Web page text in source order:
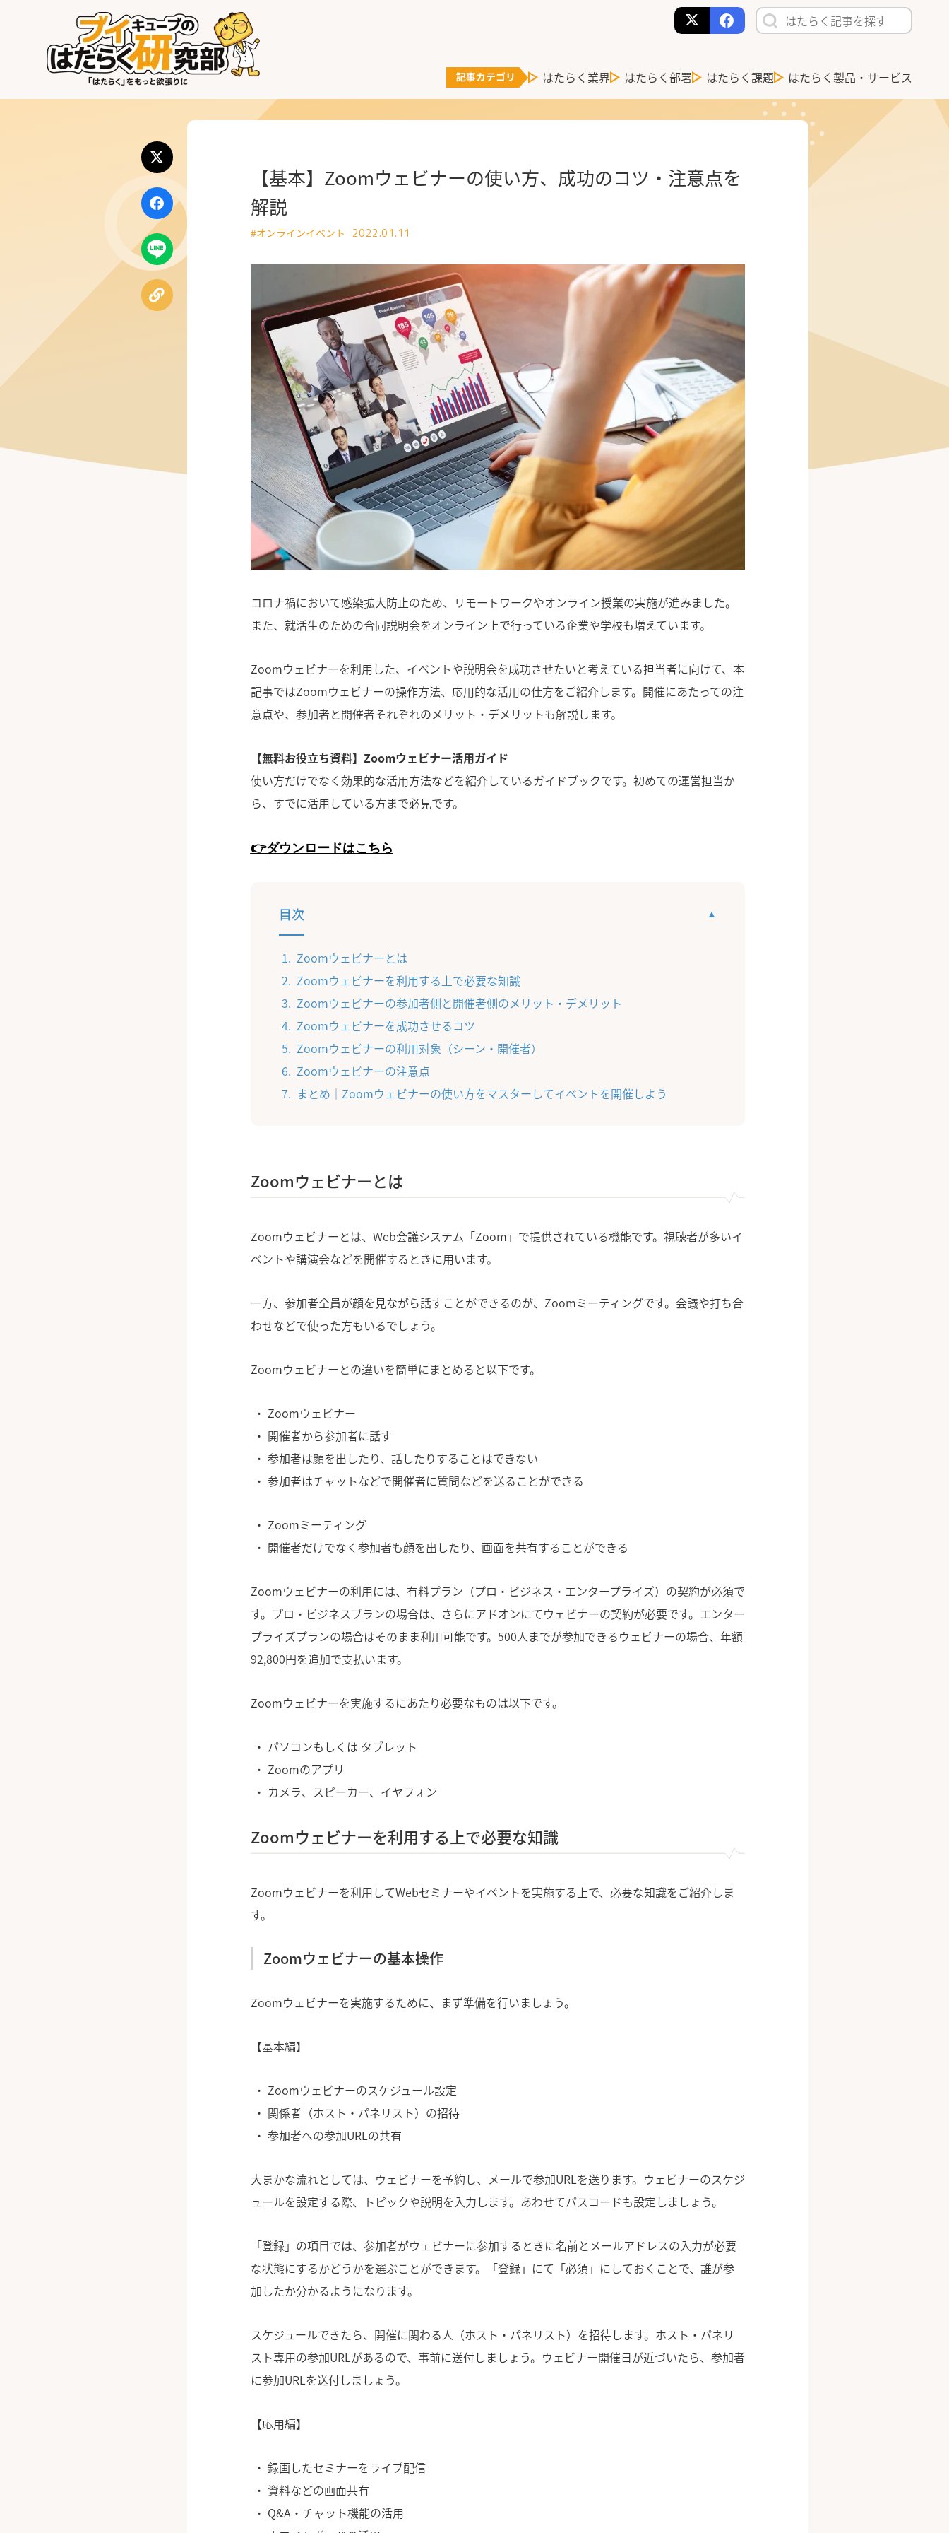
はたらく業界 はたらく部署 はたらく課題 はたらく製品・サービス
はたらく業界
はたらく部署
公式Facebook
【基本】Zoomウェビナーの使い方、成功のコツ・注意点を
解説
#オンラインイベント 2022.01.11
コロナ禍において感染拡大防止のため、リモートワークやオンライン授業の実施が進みました。
また、就活生のための合同説明会をオンライン上で行っている企業や学校も増えています。
Zoomウェビナーを利用した、イベントや説明会を成功させたいと考えている担当者に向けて、本
記事ではZoomウェビナーの操作方法、応用的な活用の仕方をご紹介します。開催にあたっての注
意点や、参加者と開催者それぞれのメリット・デメリットも解説します。
【無料お役立ち資料】Zoomウェビナー活用ガイド
使い方だけでなく効果的な活用方法などを紹介しているガイドブックです。初めての運営担当か
ら、すでに活用している方まで必見です。
👉ダウンロードはこちら
目次
Zoomウェビナーとは
Zoomウェビナーを利用する上で必要な知識
Zoomウェビナーの参加者側と開催者側のメリット・デメリット
Zoomウェビナーを成功させるコツ
Zoomウェビナーの利用対象（シーン・開催者）
Zoomウェビナーの注意点
まとめ｜Zoomウェビナーの使い方をマスターしてイベントを開催しよう
Zoomウェビナーとは
Zoomウェビナーとは、Web会議システム「Zoom」で提供されている機能です。視聴者が多いイ
ベントや講演会などを開催するときに用います。
一方、参加者全員が顔を見ながら話すことができるのが、Zoomミーティングです。会議や打ち合
わせなどで使った方もいるでしょう。
Zoomウェビナーとの違いを簡単にまとめると以下です。
Zoomウェビナー
開催者から参加者に話す
参加者は顔を出したり、話したりすることはできない
参加者はチャットなどで開催者に質問などを送ることができる
Zoomミーティング
開催者だけでなく参加者も顔を出したり、画面を共有することができる
Zoomウェビナーの利用には、有料プラン（プロ・ビジネス・エンタープライズ）の契約が必須で
す。プロ・ビジネスプランの場合は、さらにアドオンにてウェビナーの契約が必要です。エンター
プライズプランの場合はそのまま利用可能です。500人までが参加できるウェビナーの場合、年額
92,800円を追加で支払います。
Zoomウェビナーを実施するにあたり必要なものは以下です。
パソコンもしくは タブレット
Zoomのアプリ
カメラ、スピーカー、イヤフォン
Zoomウェビナーを利用する上で必要な知識
Zoomウェビナーを利用してWebセミナーやイベントを実施する上で、必要な知識をご紹介しま
す。
Zoomウェビナーの基本操作
Zoomウェビナーを実施するために、まず準備を行いましょう。
【基本編】
Zoomウェビナーのスケジュール設定
関係者（ホスト・パネリスト）の招待
参加者への参加URLの共有
大まかな流れとしては、ウェビナーを予約し、メールで参加URLを送ります。ウェビナーのスケジ
ュールを設定する際、トピックや説明を入力します。あわせてパスコードも設定しましょう。
「登録」の項目では、参加者がウェビナーに参加するときに名前とメールアドレスの入力が必要
な状態にするかどうかを選ぶことができます。「登録」にて「必須」にしておくことで、誰が参
加したか分かるようになります。
スケジュールできたら、開催に関わる人（ホスト・パネリスト）を招待します。ホスト・パネリ
スト専用の参加URLがあるので、事前に送付しましょう。ウェビナー開催日が近づいたら、参加者
に参加URLを送付しましょう。
【応用編】
録画したセミナーをライブ配信
資料などの画面共有
Q&A・チャット機能の活用